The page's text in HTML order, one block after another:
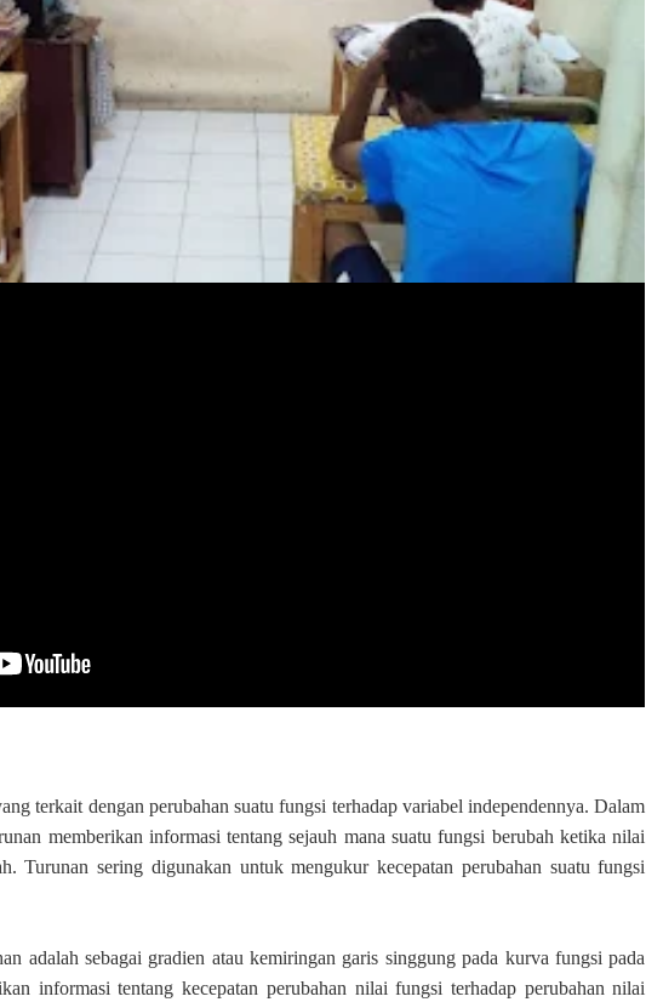
terkait dengan perubahan suatu fungsi terhadap variabel independennya. Dalam
memberikan informasi tentang sejauh mana suatu fungsi berubah ketika nilai
Turunan sering digunakan untuk mengukur kecepatan perubahan suatu fungsi
adalah sebagai gradien atau kemiringan garis singgung pada kurva fungsi pada
informasi tentang kecepatan perubahan nilai fungsi terhadap perubahan nilai